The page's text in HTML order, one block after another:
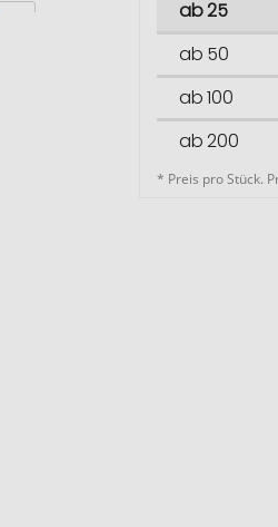
ab 25
ab 50
ab 100
ab 200
* Preis pro Stück.